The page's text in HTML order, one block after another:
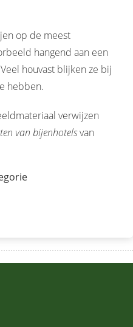
op de meest
hangend aan een
houvast blijken ze bij
hebben.
verwijzen
van bijenhotelsvan